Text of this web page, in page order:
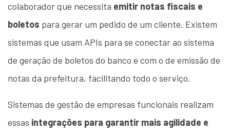
colaborador que necessita emitir notas fiscais e
boletos para gerar um pedido de um cliente. Existem
sistemas que usam APIs para se conectar ao sistema
de geração de boletos do banco e com o de emissão de
notas da prefeitura, facilitando todo o serviço.
Sistemas de gestão de empresas funcionais realizam
essas integrações para garantir mais agilidade e